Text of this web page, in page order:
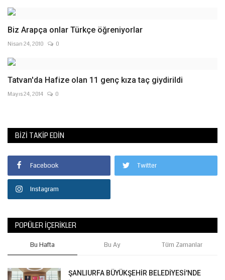
Biz Arapça onlar Türkçe öğreniyorlar
Nisan 24, 2010 0
Tatvan'da Hafize olan 11 genç kıza taç giydirildi
Mayıs 24, 2014 0
BIZI TAKIP EDIN
Facebook Twitter
Instagram
POPÜLER İÇERIKLER
Bu Hafta Bu Ay Tüm Zamanlar
ŞANLIURFA BÜYÜKŞEHİR BELEDİYESİ'NDE